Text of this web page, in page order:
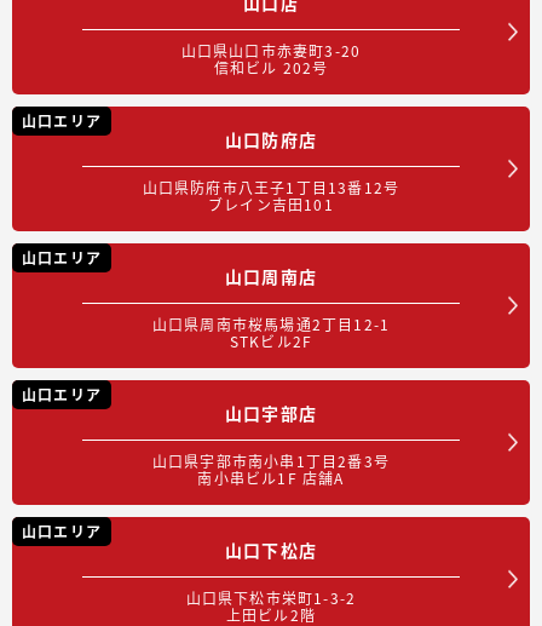
山口県山口市赤妻町3-20
信和ビル 202号
山口エリア
山口防府店
山口県防府市八王子1丁目13番12号
ブレイン吉田101
山口エリア
山口周南店
山口県周南市桜馬場通2丁目12-1
STKビル2F
山口エリア
山口宇部店
山口県宇部市南小串1丁目2番3号
南小串ビル1F 店舗A
山口エリア
山口下松店
山口県下松市栄町1-3-2
上田ビル2階